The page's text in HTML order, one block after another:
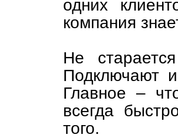
одних
компания
Не
Подключают
Главное –
всегда
того.